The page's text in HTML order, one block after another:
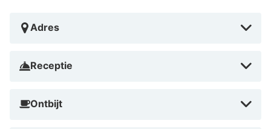
Adres
Receptie
Ontbijt